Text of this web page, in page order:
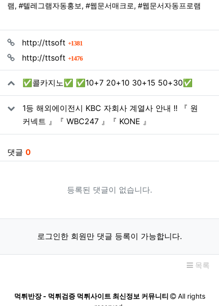
램, #텔레그램자동홍보, #웹문서매크로, #웹문서자동프로램
http://ttsoft 1381
http://ttsoft
1476회 연결
✅콜카지노✅ ✅10+7 20+10 30+15 50+30✅
1등 해외에이전시 KBC 자회사 계열사 안내 !! 『 원
커넥트 』『 WBC247 』『 KONE 』
댓글 0
등록된 댓글이 없습니다.
로그인한 회원만 댓글 등록이 가능합니다.
목록
먹튀반장 - 먹튀검증 먹튀사이트 최신정보 커뮤니티
All rights